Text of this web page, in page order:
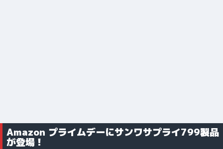
Amazon プライムデーにサンワサプライ799製品
が登場！